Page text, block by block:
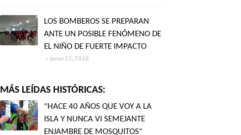
LOS BOMBEROS SE PREPARAN
ANTE UN POSIBLE FENÓMENO DE
EL NIÑO DE FUERTE IMPACTO
junio 22, 2026
MÁS LEÍDAS HISTÓRICAS:
"HACE 40 AÑOS QUE VOY A LA
ISLA Y NUNCA VI SEMEJANTE
ENJAMBRE DE MOSQUITOS"